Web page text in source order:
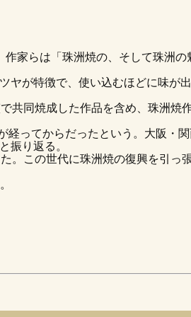
家らは「珠洲焼の、そして珠洲の
が特徴で、使い込むほどに味が
共同焼成した作品を含め、珠洲焼
ってからだったという。大阪・
振り返る。
この世代に珠洲焼の復興を引っ